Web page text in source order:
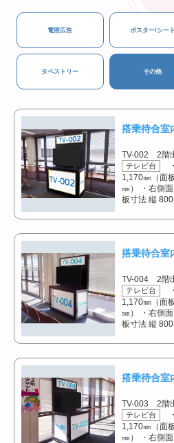
電照広告 ポスター/シート
タペストリー その他
搭乗待合室
TV-002 2階
テレビ台
1,170㎜（面
㎜） ・右側
板寸法 縦 800
搭乗待合室
TV-004 2階
テレビ台
1,170㎜（面
㎜） ・右側
板寸法 縦 800
搭乗待合室
TV-003 2階
テレビ台
1,170㎜（面
㎜） ・右側